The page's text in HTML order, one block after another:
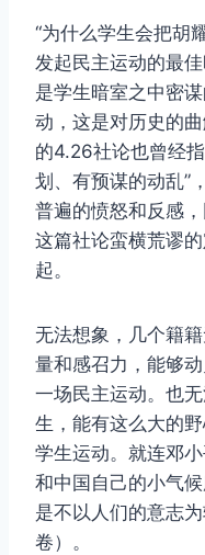
“为什么学生会把胡
发起民主运动的最
是学生暗室之中密
动，这是对历史的
的4.26社论也曾经
划、有预谋的动乱”
普遍的愤怒和反感
这篇社论蛮横荒谬
起。
无法想象，几个籍
量和感召力，能够
一场民主运动。也
生，能有这么大的
学生运动。就连邓
和中国自己的小气
是不以人们的意志
卷）。